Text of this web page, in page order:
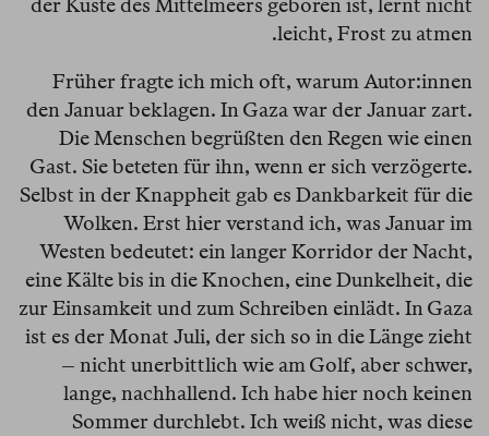
der Küste des Mittelmeers geboren ist, lernt nicht
leicht, Frost zu atmen.
Früher fragte ich mich oft, warum Autor:innen
den Januar beklagen. In Gaza war der Januar zart.
Die Menschen begrüßten den Regen wie einen
Gast. Sie beteten für ihn, wenn er sich verzögerte.
Selbst in der Knappheit gab es Dankbarkeit für die
Wolken. Erst hier verstand ich, was Januar im
Westen bedeutet: ein langer Korridor der Nacht,
eine Kälte bis in die Knochen, eine Dunkelheit, die
zur Einsamkeit und zum Schreiben einlädt. In Gaza
ist es der Monat Juli, der sich so in die Länge zieht
– nicht unerbittlich wie am Golf, aber schwer,
lange, nachhallend. Ich habe hier noch keinen
Sommer durchlebt. Ich weiß nicht, was diese